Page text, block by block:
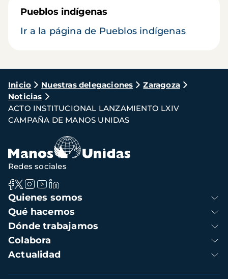
Pueblos indígenas
Ir a la página de Pueblos indígenas
Ruta
de
navegación
Inicio Nuestras delegaciones
Zaragoza
Noticias
ACTO INSTITUCIONAL LANZAMIENTO LXIV
CAMPAÑA DE MANOS UNIDAS
Navegación
principal
Quienes somos
Qué hacemos
Dónde trabajamos
Colabora
Actualidad
Redes sociales